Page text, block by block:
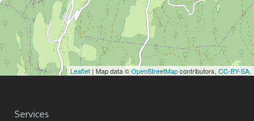
Leaflet | Map data ©OpenStreetMapcontributors, CC-BY-SA,
Services